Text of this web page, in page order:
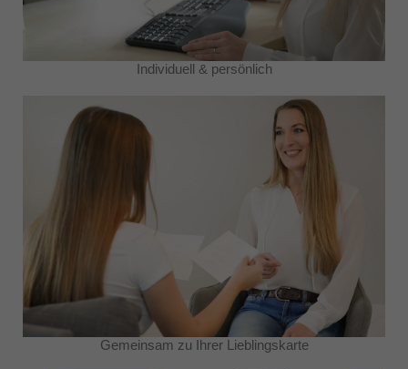
Individuell & persönlich
Gemeinsam zu Ihrer Lieblingskarte